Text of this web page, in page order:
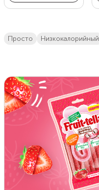
просто низкокалорийный